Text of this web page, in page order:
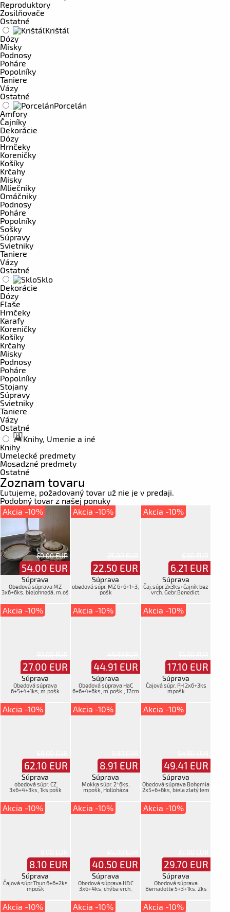
Reproduktory
Zosilňovače
Ostatné
Krištáľ
Dózy
Misky
Podnosy
Poháre
Popolníky
Taniere
Vázy
Ostatné
Porcelán
Amfory
Čajníky
Dekorácie
Dózy
Hrnčeky
Koreničky
Košíky
Krčahy
Misky
Mliečniky
Omáčniky
Podnosy
Poháre
Popolníky
Sošky
Súpravy
Svietniky
Taniere
Vázy
Ostatné
Sklo
Dekorácie
Dózy
Fľaše
Hrnčeky
Karafy
Koreničky
Košíky
Krčahy
Misky
Podnosy
Poháre
Popolníky
Stojany
Súpravy
Svietniky
Taniere
Vázy
Ostatné
Knihy, Umenie a iné
Knihy
Umelecké predmety
Mosadzné predmety
Ostatné
Zoznam tovaru
Ľutujeme, požadovaný tovar už nie je v predaji.
Podobný tovar z našej ponuky
Akcia -10%
60.00 EUR
54.00 EUR
Súprava
Obedová súprava MZ
3x6+6ks, bielohnedá, m.oš
Akcia -10%
22.50 EUR
Súprava
obedová súpr. MZ 6+6+1+3,
pošk
Akcia -10%
6.21 EUR
Súprava
Čaj.súpr.2x3ks+čajník bez
vrch. Gebr.Benedict,
Akcia -10%
27.00 EUR
Súprava
Obedová súprava
6+5+4+1ks, m.pošk
Akcia -10%
44.91 EUR
Súprava
Obedová súprava HaC
6+6+4+6ks, m.pošk., 17cm
Akcia -10%
17.10 EUR
Súprava
Čajová súpr. PH 2x6+3ks
mpošk
Akcia -10%
62.10 EUR
Súprava
obedová súpr. CZ
3x6+4+3ks, 1ks pošk
Akcia -10%
8.91 EUR
Súprava
Mokka súpr. 2*6ks,
mpošk, Holloháza
Akcia -10%
49.41 EUR
Súprava
Obedová súprava Bohemia
2x5+6+6ks, biela zlatý lem
Akcia -10%
8.10 EUR
Súprava
Čajová súpr.Thun 6+6+2ks
mpošk
Akcia -10%
40.50 EUR
Súprava
Obedová súprava H&C
3x6+4ks, chýba vrch,
Akcia -10%
29.70 EUR
Súprava
Obedová súprava
Bernadotte 5+3+1ks, 2ks
Akcia -10% Akcia -10% Akcia -10%